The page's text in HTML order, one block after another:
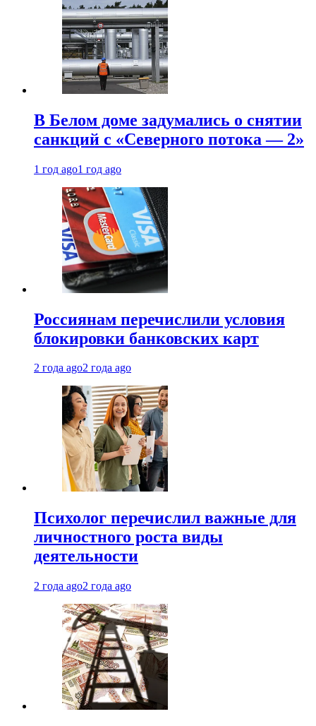
В Белом доме задумались о снятии
санкций с «Северного потока — 2»
1 год ago1 год ago
Россиянам перечислили условия
блокировки банковских карт
2 года ago2 года ago
Психолог перечислил важные для
личностного роста виды
деятельности
2 года ago2 года ago